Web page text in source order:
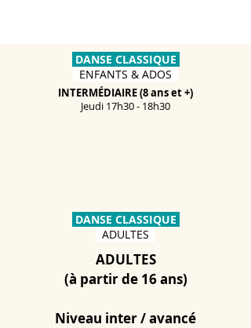
DANSE CLASSIQUE
ENFANTS & ADOS
INTERMÉDIAIRE (8 ans et +)
Jeudi 17h30 - 18h30
DANSE CLASSIQUE
ADULTES
ADULTES
(à partir de 16 ans)
Niveau inter / avancé